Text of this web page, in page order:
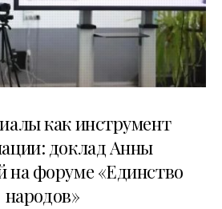
как инструмент
доклад Анны
на форуме «Единство
народов»